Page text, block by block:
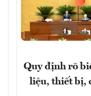
Quy định rõ
liệu, thiết bị,